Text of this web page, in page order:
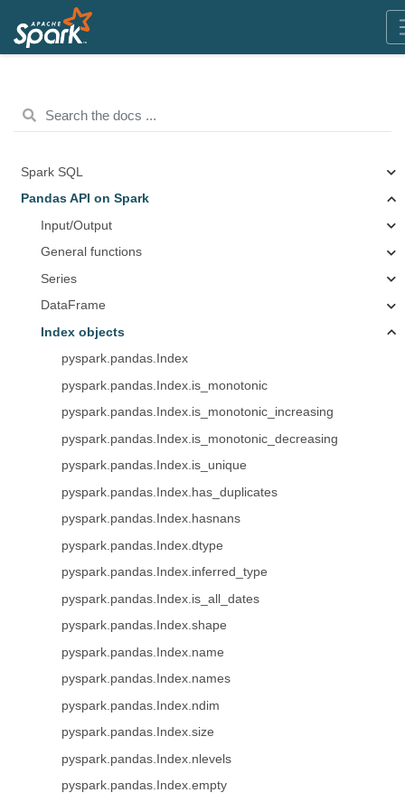
Spark SQL
Pandas API on Spark
Input/Output
General functions
Series
DataFrame
Index objects
pyspark.pandas.Index
pyspark.pandas.Index.is_monotonic
pyspark.pandas.Index.is_monotonic_increasing
pyspark.pandas.Index.is_monotonic_decreasing
pyspark.pandas.Index.is_unique
pyspark.pandas.Index.has_duplicates
pyspark.pandas.Index.hasnans
pyspark.pandas.Index.dtype
pyspark.pandas.Index.inferred_type
pyspark.pandas.Index.is_all_dates
pyspark.pandas.Index.shape
pyspark.pandas.Index.name
pyspark.pandas.Index.names
pyspark.pandas.Index.ndim
pyspark.pandas.Index.size
pyspark.pandas.Index.nlevels
pyspark.pandas.Index.empty